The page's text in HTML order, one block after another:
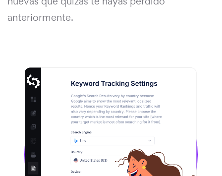
anteriormente.